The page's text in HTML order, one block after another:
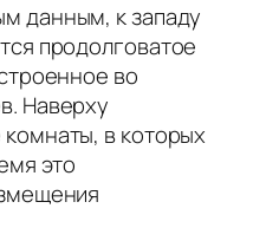
данным, к западу
продолговатое
во
Наверху
в которых
это